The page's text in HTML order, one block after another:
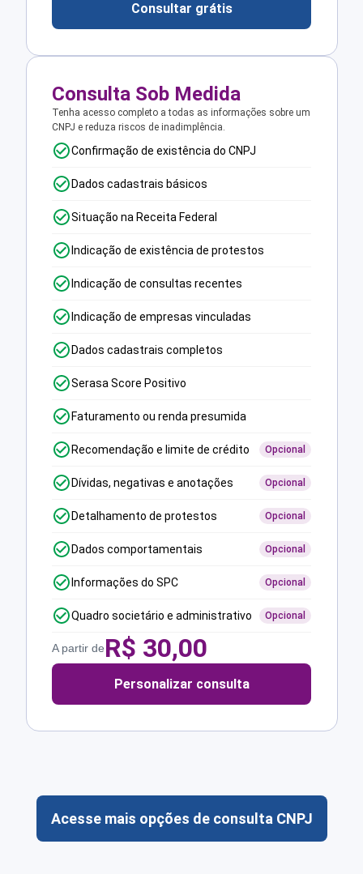
Consultar grátis
Consulta Sob Medida
Tenha acesso completo a todas as informações sobre um
CNPJ e reduza riscos de inadimplência.
Confirmação de existência do CNPJ
Dados cadastrais básicos
Situação na Receita Federal
Indicação de existência de protestos
Indicação de consultas recentes
Indicação de empresas vinculadas
Dados cadastrais completos
Serasa Score Positivo
Faturamento ou renda presumida
Recomendação e limite de crédito Opcional
Dívidas, negativas e anotações Opcional
Detalhamento de protestos Opcional
Dados comportamentais Opcional
Informações do SPC Opcional
Quadro societário e administrativo Opcional
A partir deR$ 30,00
Personalizar consulta
Acesse mais opções de consulta CNPJ